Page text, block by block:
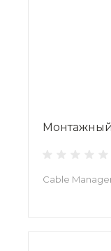
Монтажный
Cable